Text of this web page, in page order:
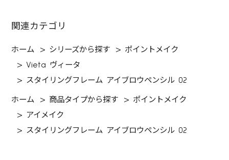
関連カテゴリ
ホーム > シリーズから探す > ポイントメイク
> Vieta ヴィータ
> スタイリングフレーム アイブロウペンシル 02
ホーム > 商品タイプから探す > ポイントメイク
>
アイメイク
>
スタイリングフレーム アイブロウペンシル 02